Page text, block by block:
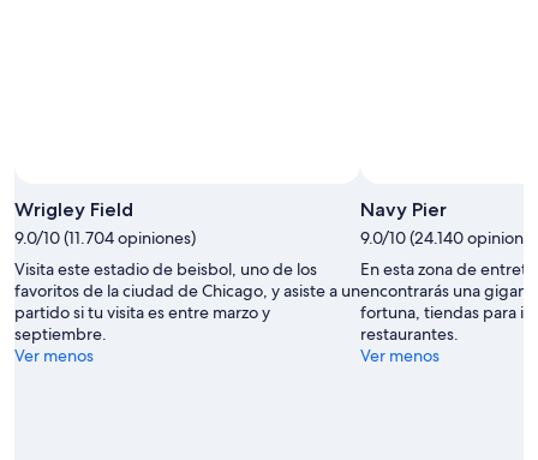
de
uso
libre
tomada
por
&copy;
City
of
Wrigley Field
9.0/10 (11.704 opiniones)
Visita este estadio de beisbol, uno de los
favoritos de la ciudad de Chicago, y asiste a un
partido si tu visita es entre marzo y
septiembre.
Ver menos
Navy Pier
9.0/10 (24.140
En esta zona de
encontrarás una
fortuna, tiendas para ir
restaurantes.
Ver menos